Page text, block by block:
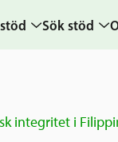
Sök stöd
integritet i